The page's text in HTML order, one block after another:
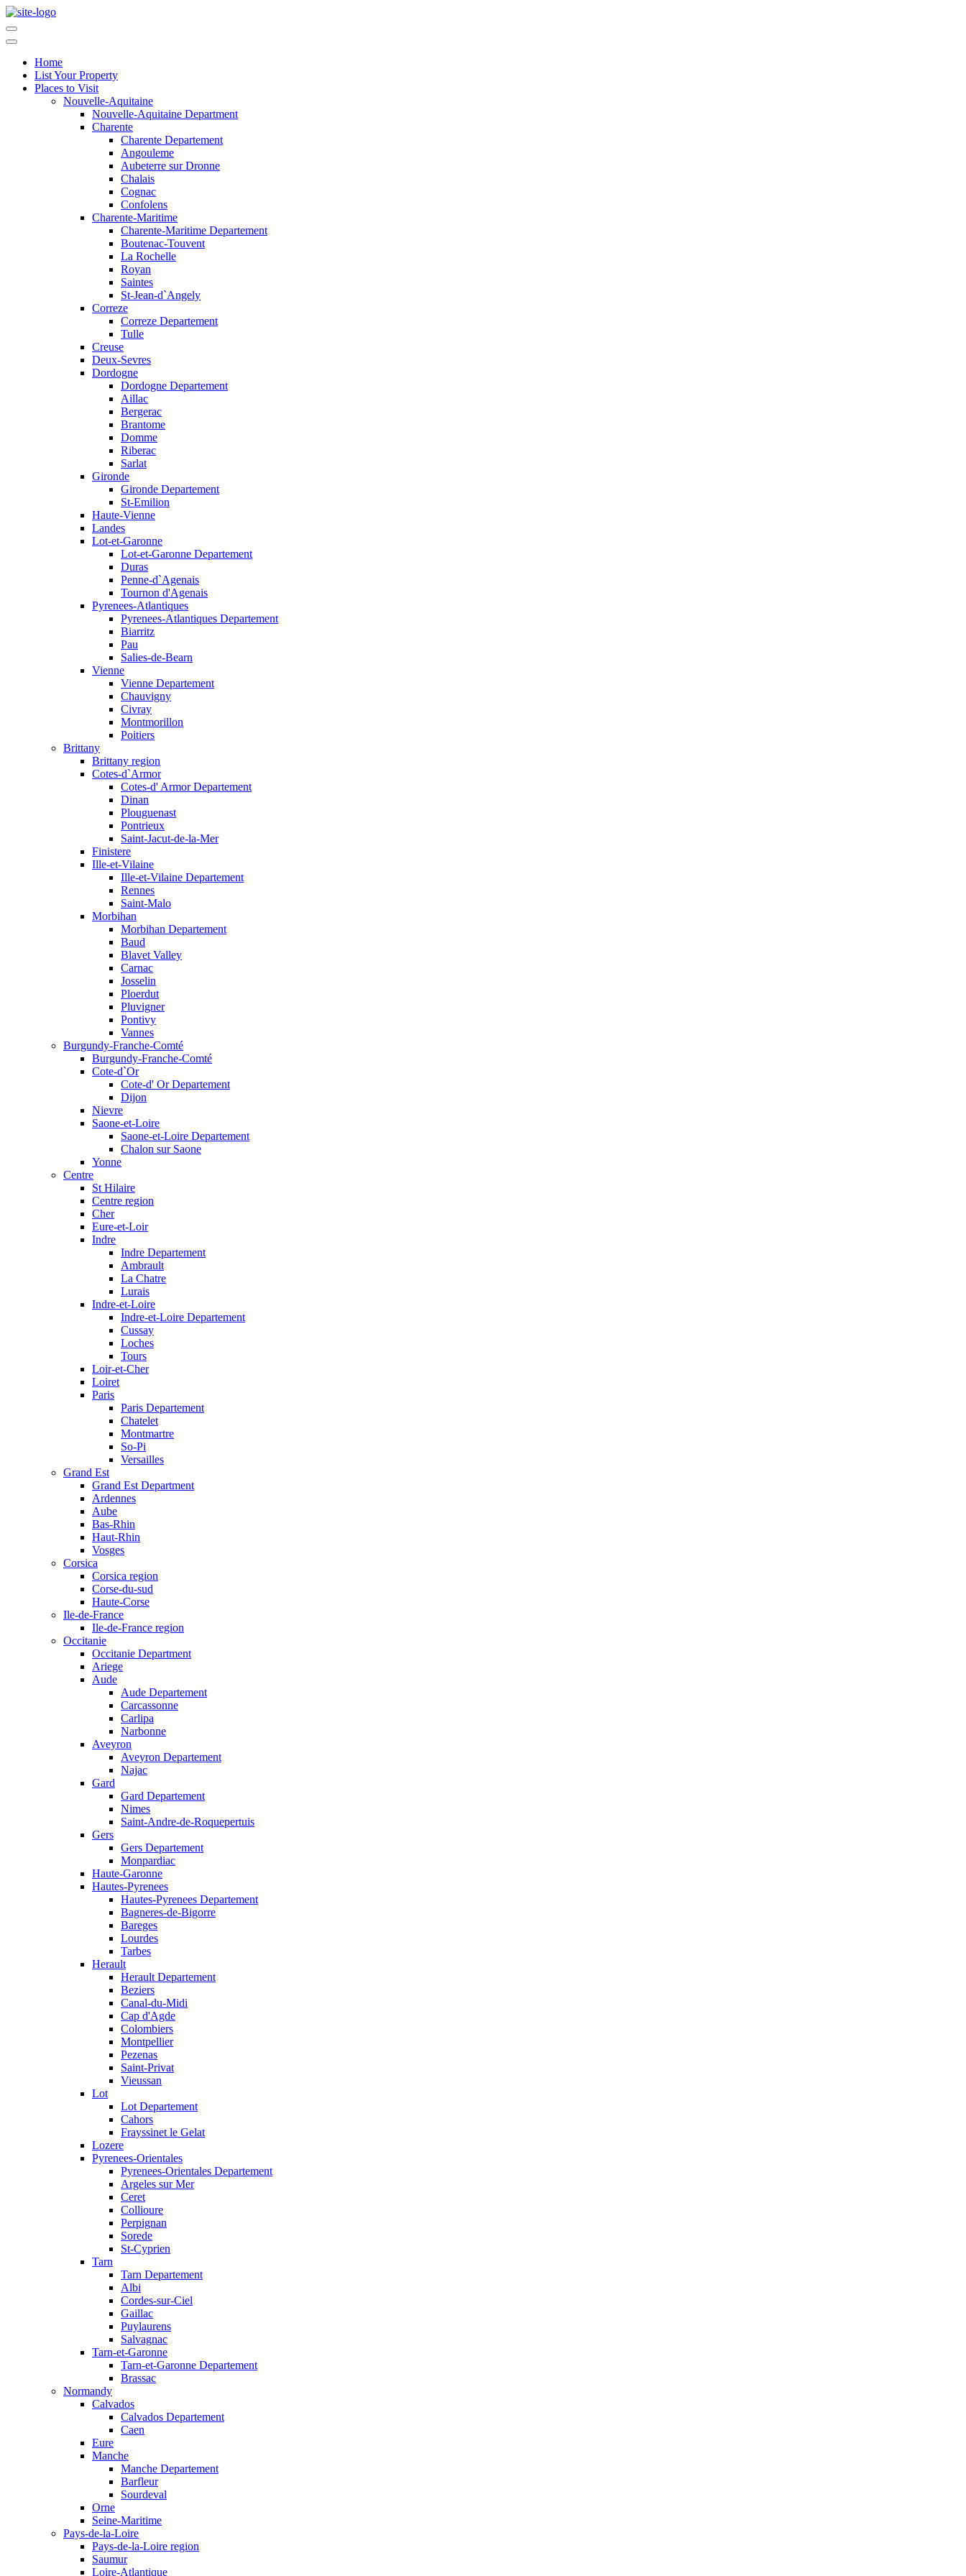
Home
List Your Property
Places to Visit
Nouvelle-Aquitaine
Nouvelle-Aquitaine Department
Charente
Charente Departement
Angouleme
Aubeterre sur Dronne
Chalais
Cognac
Confolens
Charente-Maritime
Charente-Maritime Departement
Boutenac-Touvent
La Rochelle
Royan
Saintes
St-Jean-d`Angely
Correze
Correze Departement
Tulle
Creuse
Deux-Sevres
Dordogne
Dordogne Departement
Aillac
Bergerac
Brantome
Domme
Riberac
Sarlat
Gironde
Gironde Departement
St-Emilion
Haute-Vienne
Landes
Lot-et-Garonne
Lot-et-Garonne Departement
Duras
Penne-d`Agenais
Tournon d'Agenais
Pyrenees-Atlantiques
Pyrenees-Atlantiques Departement
Biarritz
Pau
Salies-de-Bearn
Vienne
Vienne Departement
Chauvigny
Civray
Montmorillon
Poitiers
Brittany
Brittany region
Cotes-d`Armor
Cotes-d' Armor Departement
Dinan
Plouguenast
Pontrieux
Saint-Jacut-de-la-Mer
Finistere
Ille-et-Vilaine
Ille-et-Vilaine Departement
Rennes
Saint-Malo
Morbihan
Morbihan Departement
Baud
Blavet Valley
Carnac
Josselin
Ploerdut
Pluvigner
Pontivy
Vannes
Burgundy-Franche-Comté
Burgundy-Franche-Comté
Cote-d`Or
Cote-d' Or Departement
Dijon
Nievre
Saone-et-Loire
Saone-et-Loire Departement
Chalon sur Saone
Yonne
Centre
St Hilaire
Centre region
Cher
Eure-et-Loir
Indre
Indre Departement
Ambrault
La Chatre
Lurais
Indre-et-Loire
Indre-et-Loire Departement
Cussay
Loches
Tours
Loir-et-Cher
Loiret
Paris
Paris Departement
Chatelet
Montmartre
So-Pi
Versailles
Grand Est
Grand Est Department
Ardennes
Aube
Bas-Rhin
Haut-Rhin
Vosges
Corsica
Corsica region
Corse-du-sud
Haute-Corse
Ile-de-France
Ile-de-France region
Occitanie
Occitanie Department
Ariege
Aude
Aude Departement
Carcassonne
Carlipa
Narbonne
Aveyron
Aveyron Departement
Najac
Gard
Gard Departement
Nimes
Saint-Andre-de-Roquepertuis
Gers
Gers Departement
Monpardiac
Haute-Garonne
Hautes-Pyrenees
Hautes-Pyrenees Departement
Bagneres-de-Bigorre
Bareges
Lourdes
Tarbes
Herault
Herault Departement
Beziers
Canal-du-Midi
Cap d'Agde
Colombiers
Montpellier
Pezenas
Saint-Privat
Vieussan
Lot
Lot Departement
Cahors
Frayssinet le Gelat
Lozere
Pyrenees-Orientales
Pyrenees-Orientales Departement
Argeles sur Mer
Ceret
Collioure
Perpignan
Sorede
St-Cyprien
Tarn
Tarn Departement
Albi
Cordes-sur-Ciel
Gaillac
Puylaurens
Salvagnac
Tarn-et-Garonne
Tarn-et-Garonne Departement
Brassac
Normandy
Calvados
Calvados Departement
Caen
Eure
Manche
Manche Departement
Barfleur
Sourdeval
Orne
Seine-Maritime
Pays-de-la-Loire
Pays-de-la-Loire region
Saumur
Loire-Atlantique